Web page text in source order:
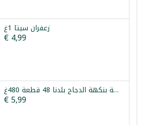
زعفران سيتا 1غ
€ 4,99
مكعبات مرقة بنكهة الدجاج بلدنا 48 قطعة 480غ
€ 5,99